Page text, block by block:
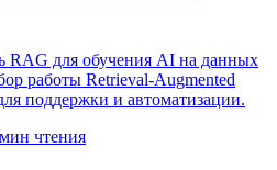
RAG для обучения AI на данных
работы Retrieval-Augmented
поддержки и автоматизации.
мин чтения